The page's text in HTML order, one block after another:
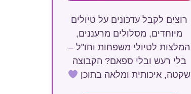
רוצים לקבל עדכונים על טיולים
מיוחדים, מסלולים מרעננים,
המלצות לטיולי משפחות וחו"ל –
בלי רעש ובלי ספאם? הקבוצה
שקטה, איכותית ומלאה בתוכן